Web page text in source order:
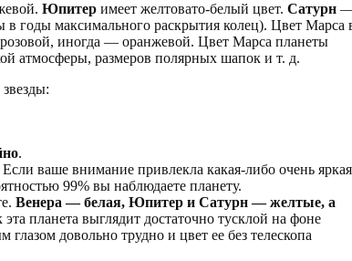
Юпитер имеет желтовато-белый цвет. Сатурн
годы максимального раскрытия колец). Цвет Марса
иногда — оранжевой. Цвет Марса планеты
атмосферы, размеров полярных шапок и т. д.
.
Если ваше внимание привлекла какая-либо очень яркая
99% вы наблюдаете планету.
Венера — белая, Юпитер и Сатурн — желтые, а
планета выглядит достаточно тусклой на фоне
довольно трудно и цвет ее без телескопа